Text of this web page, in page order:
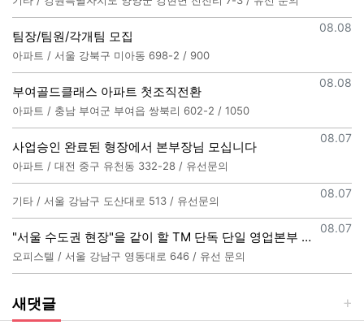
등록일
08.08
팀장/팀원/각개팀 모집
아파트 / 서울 강북구 미아동 698-2 / 900
등록일
08.08
부여골드클래스 아파트 첫조직전환
아파트 / 충남 부여군 부여읍 쌍북리 602-2 / 1050
등록일
08.07
사업승인 완료된 형장에서 본부장님 모십니다
아파트 / 대전 중구 유천동 332-28 / 유선문의
등록일
08.07
기타 / 서울 강남구 도산대로 513 / 유선문의
등록일
08.07
"서울 수도권 현장"을 같이 할 TM 단독 단일 영업본부 팀 선착순 모집
오피스텔 / 서울 강남구 영동대로 646 / 유선 문의
새댓글